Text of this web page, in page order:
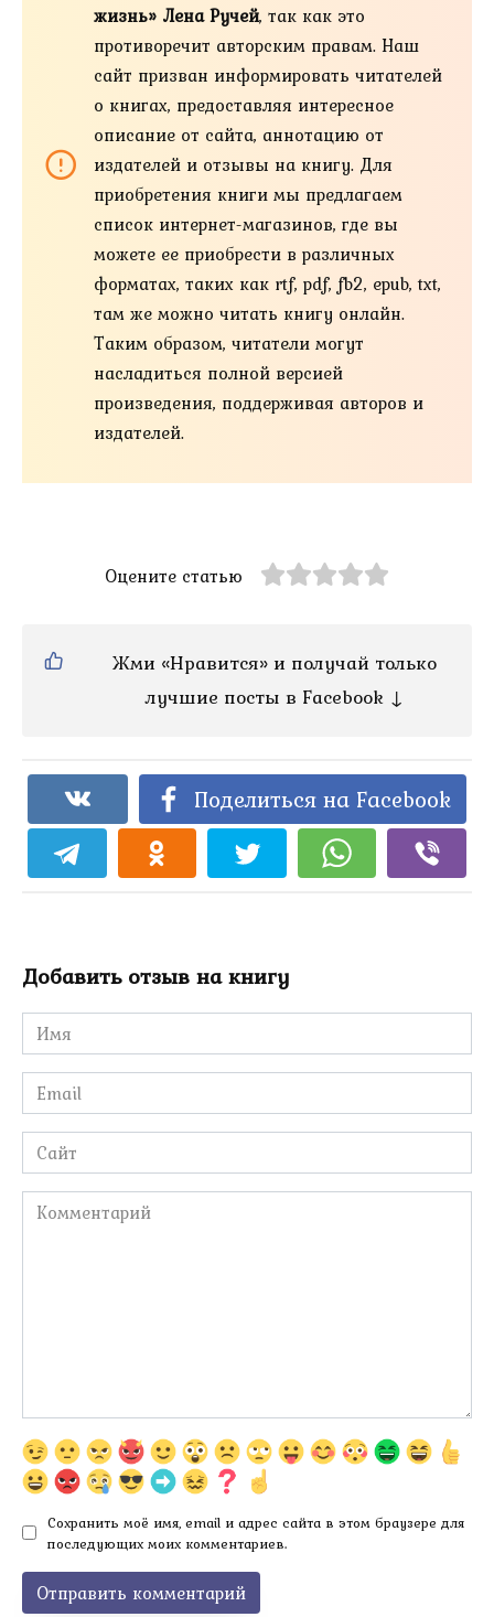
жизнь» Лена Ручей, так как это
противоречит авторским правам. Наш
сайт призван информировать читателей
о книгах, предоставляя интересное
описание от сайта, аннотацию от
издателей и отзывы на книгу. Для
приобретения книги мы предлагаем
список интернет-магазинов, где вы
можете ее приобрести в различных
форматах, таких как rtf, pdf, fb2, epub, txt,
там же можно читать книгу онлайн.
Таким образом, читатели могут
насладиться полной версией
произведения, поддерживая авторов и
издателей.
Оцените статью
Жми «Нравится» и получай только
лучшие посты в Facebook ↓
Поделиться на Facebook
Добавить отзыв на книгу
Имя
*
Email
*
Сайт
Комментарий
Сохранить моё имя, email и адрес сайта в этом браузере для
последующих моих комментариев.